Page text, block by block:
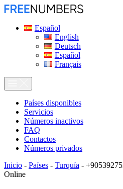
Español
English
Deutsch
Español
Français
Países disponibles
Servicios
Números inactivos
FAQ
Contactos
Números privados
Inicio - Países - Turquía -
Online